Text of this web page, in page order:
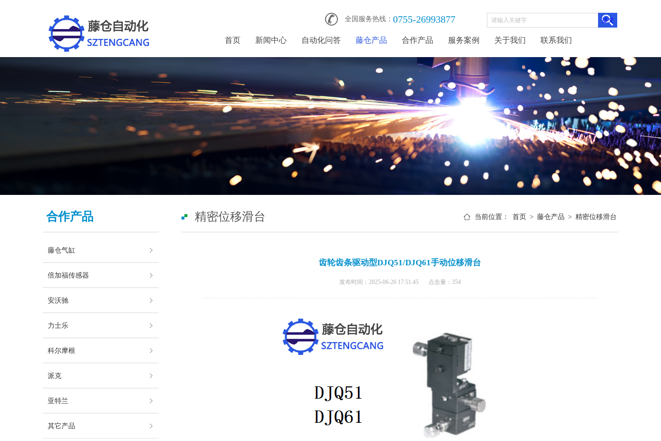
全国服务热线： 0755-26993877
首页 新闻中心 自动化问答 藤仓产品 合作产品 服务案例 关于我们 联系我们
合作产品
藤仓气缸
倍加福传感器
安沃驰
力士乐
科尔摩根
派克
亚特兰
其它产品
当前位置： 首页 > 藤仓产品 > 精密位移滑台
精密位移滑台
齿轮齿条驱动型DJQ51/DJQ61手动位移滑台
发布时间：2025-06-26 17:51:45 点击量： 354